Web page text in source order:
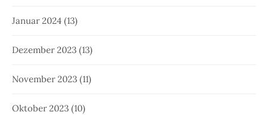
Januar 2024 (13)
Dezember 2023 (13)
November 2023 (11)
Oktober 2023 (10)